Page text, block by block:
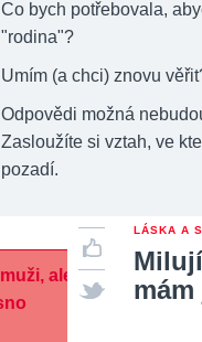
Co bych potřebovala,
"rodina"?
Umím (a chci) znovu
Odpovědi možná
Zasloužíte si vztah, ve
pozadí.
LÁSKA A